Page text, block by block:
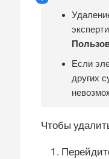
Если
других
Чтобы